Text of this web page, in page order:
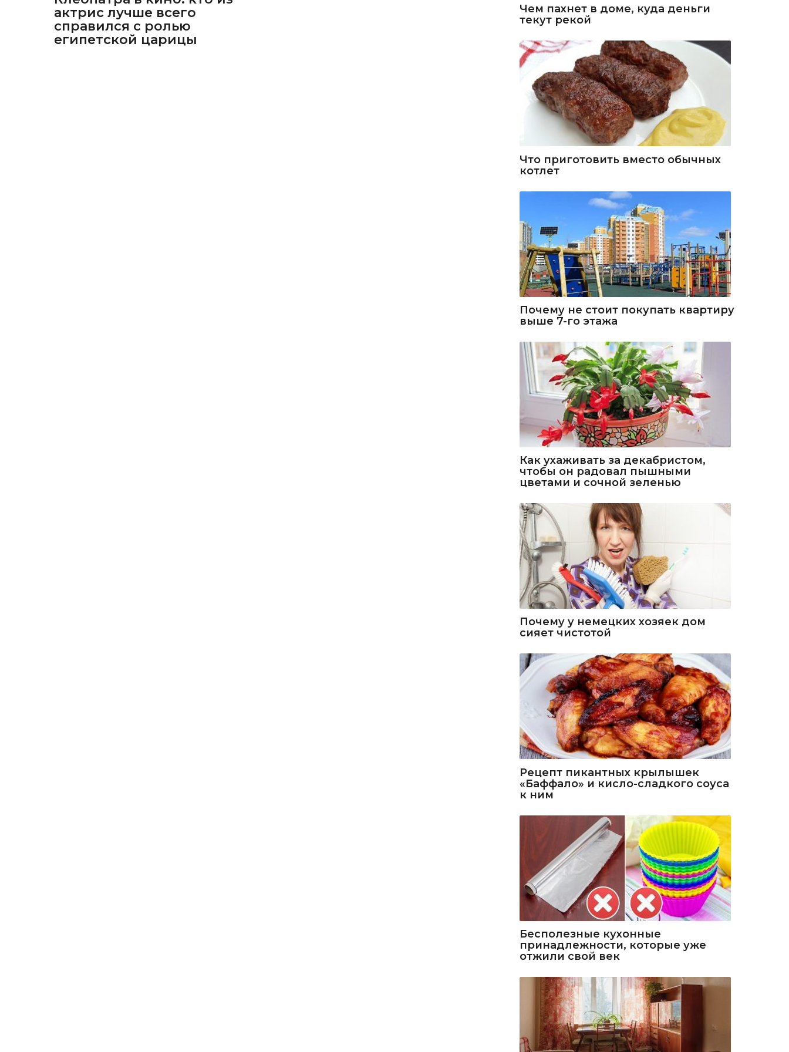
актрис лучше всего
справился с ролью
египетской царицы
Чем пахнет в доме, куда деньги
текут рекой
Что приготовить вместо обычных
котлет
Почему не стоит покупать квартиру
выше 7-го этажа
Как ухаживать за декабристом,
чтобы он радовал пышными
цветами и сочной зеленью
Почему у немецких хозяек дом
сияет чистотой
Рецепт пикантных крылышек
«Баффало» и кисло-сладкого соуса
к ним
Бесполезные кухонные
принадлежности, которые уже
отжили свой век